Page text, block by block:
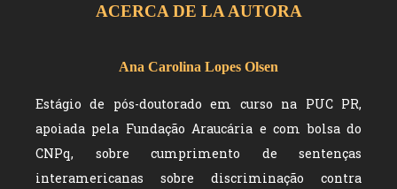
ACERCA DE LA AUTORA
Ana Carolina Lopes Olsen
Estágio de pós-doutorado em curso na PUC PR,
apoiada pela Fundação Araucária e com bolsa do
CNPq, sobre cumprimento de sentenças
interamericanas sobre discriminação contra